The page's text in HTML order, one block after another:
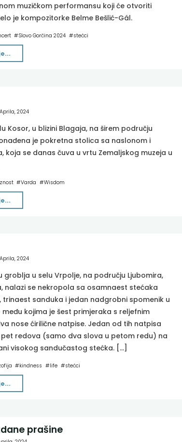
muzičkom performansu koji će otvoriti
je kompozitorke Belme Bešlić-Gál.
#Slovo Gorčina 2024 #stećci
uma
2024
Kosor, u blizini Blagaja, na širem području
je pokretna stolica sa naslonom i
koja se danas čuva u vrtu Zemaljskog muzeja u
#Varda #Wisdom
2024
groblja u selu Vrpolje, na području Ljubomira,
nalazi se nekropola sa osamnaest stećaka
trinaest sanduka i jedan nadgrobni spomenik u
kojima je šest primjeraka s reljefnim
nose ćirilične natpise. Jedan od tih natpisa
pet redova (samo dva slova u petom redu) na
visokog sandučastog stećka. […]
#kindness #life #stećci
prašine